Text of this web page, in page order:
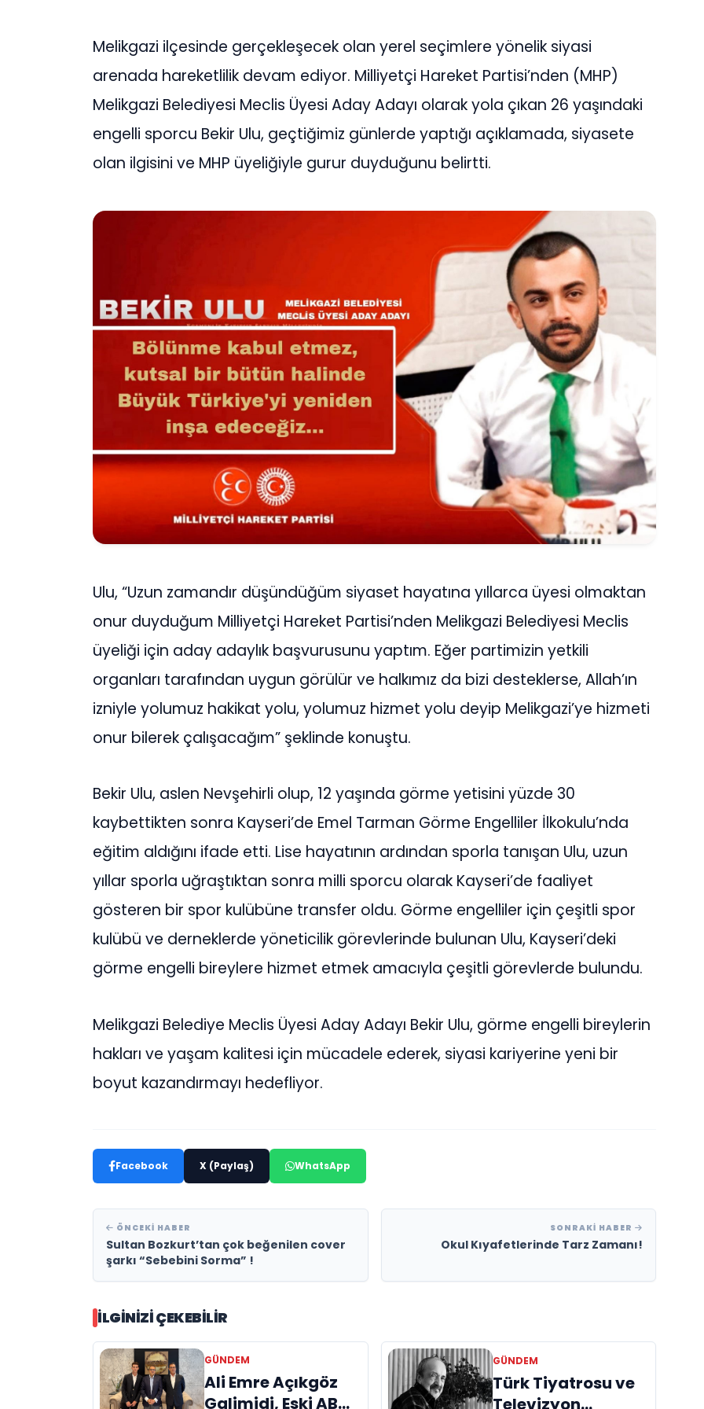
Melikgazi ilçesinde gerçekleşecek olan yerel seçimlere yönelik siyasi
arenada hareketlilik devam ediyor. Milliyetçi Hareket Partisi’nden (MHP)
Melikgazi Belediyesi Meclis Üyesi Aday Adayı olarak yola çıkan 26 yaşındaki
engelli sporcu Bekir Ulu, geçtiğimiz günlerde yaptığı açıklamada, siyasete
olan ilgisini ve MHP üyeliğiyle gurur duyduğunu belirtti.
Ulu, “Uzun zamandır düşündüğüm siyaset hayatına yıllarca üyesi olmaktan
onur duyduğum Milliyetçi Hareket Partisi’nden Melikgazi Belediyesi Meclis
üyeliği için aday adaylık başvurusunu yaptım. Eğer partimizin yetkili
organları tarafından uygun görülür ve halkımız da bizi desteklerse, Allah’ın
izniyle yolumuz hakikat yolu, yolumuz hizmet yolu deyip Melikgazi’ye hizmeti
onur bilerek çalışacağım” şeklinde konuştu.
Bekir Ulu, aslen Nevşehirli olup, 12 yaşında görme yetisini yüzde 30
kaybettikten sonra Kayseri’de Emel Tarman Görme Engelliler İlkokulu’nda
eğitim aldığını ifade etti. Lise hayatının ardından sporla tanışan Ulu, uzun
yıllar sporla uğraştıktan sonra milli sporcu olarak Kayseri’de faaliyet
gösteren bir spor kulübüne transfer oldu. Görme engelliler için çeşitli spor
kulübü ve derneklerde yöneticilik görevlerinde bulunan Ulu, Kayseri’deki
görme engelli bireylere hizmet etmek amacıyla çeşitli görevlerde bulundu.
Melikgazi Belediye Meclis Üyesi Aday Adayı Bekir Ulu, görme engelli bireylerin
hakları ve yaşam kalitesi için mücadele ederek, siyasi kariyerine yeni bir
boyut kazandırmayı hedefliyor.
Facebook X (Paylaş) WhatsApp
ÖNCEKI HABER
Sultan Bozkurt’tan çok beğenilen cover
şarkı “Sebebini Sorma” !
SONRAKI HABER
Okul Kıyafetlerinde Tarz Zamanı!
İLGINIZI ÇEKEBILIR
GÜNDEM
Ali Emre Açıkgöz
Galimidi, Eski AB
GÜNDEM
Türk Tiyatrosu ve
Televizyon